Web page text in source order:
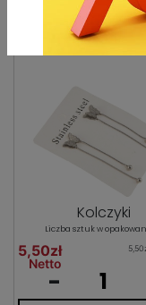
Kolczyki
Liczba sztuk w
5,50zł
Netto
-